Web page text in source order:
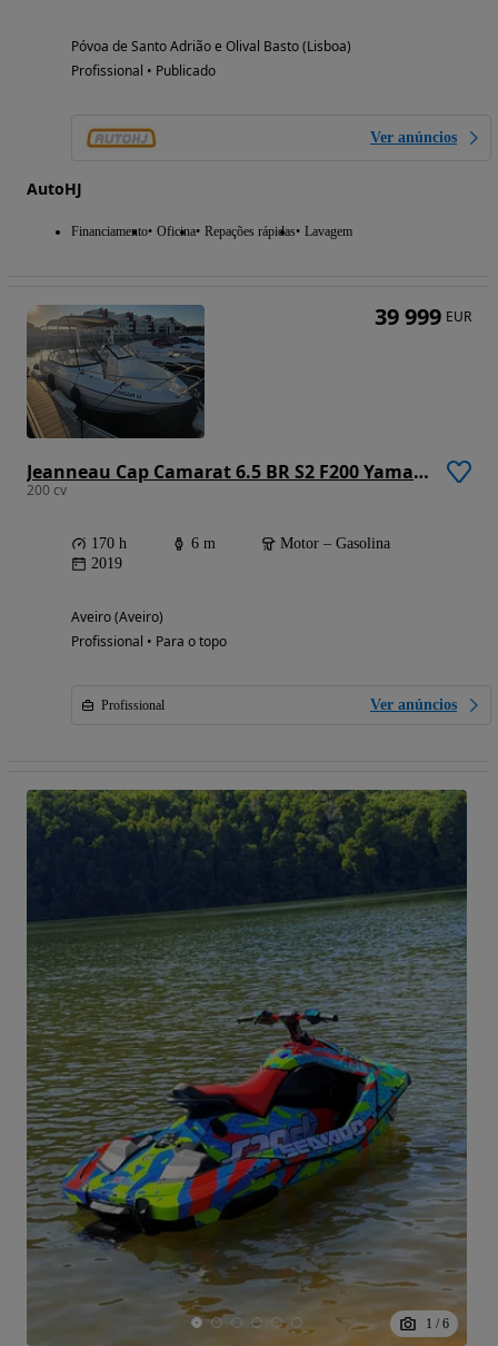
Póvoa de Santo Adrião e Olival Basto (Lisboa)
Profissional • Publicado
Ver anúncios
AutoHJ
Financiamento Oficina Repações rápidas Lavagem
Jeanneau Cap Camarat 6.5 BR S2 F200 Yamaha
200 cv
170 h 6 m
Motor – Gasolina
2019
Aveiro (Aveiro)
Profissional • Para o topo
Profissional Ver anúncios
39 999 EUR
1 / 6